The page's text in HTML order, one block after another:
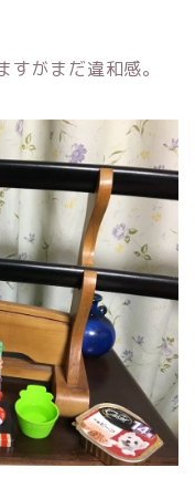
がまだ違和感。